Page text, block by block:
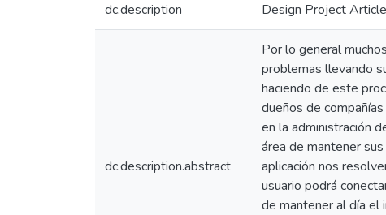
dc.description Design Project
dc.description.abstract
Por lo general
problemas llevando
haciendo de este
dueños de
en la administración
área de mantener
aplicación nos
usuario podrá
de mantener al día el